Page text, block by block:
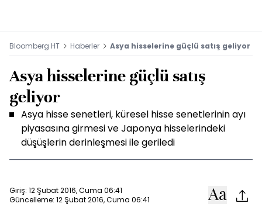
Bloomberg HT Haberler Asya hisselerine güçlü satış geliyor
Asya hisselerine güçlü satış
geliyor
Asya hisse senetleri, küresel hisse senetlerinin ayı
piyasasına girmesi ve Japonya hisselerindeki
düşüşlerin derinleşmesi ile geriledi
Giriş: 12 Şubat 2016, Cuma 06:41
Güncelleme: 12 Şubat 2016, Cuma 06:41